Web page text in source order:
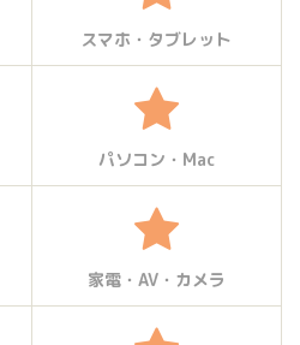
スマホ・タブレット
パソコン・Mac
家電・AV・カメラ